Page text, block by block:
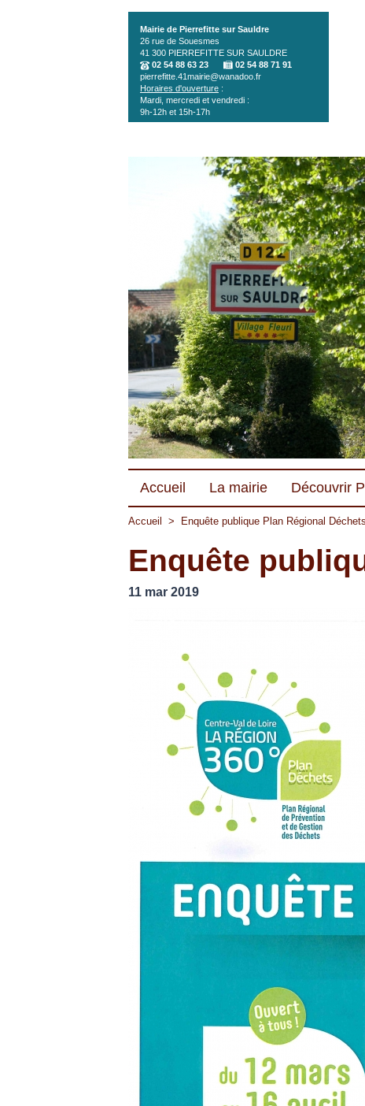
Mairie de Pierrefitte sur Sauldre
26 rue de Souesmes
41 300 PIERREFITTE SUR SAULDRE
02 54 88 63 23
02 54 88 71 91
pierrefitte.41mairie@wanadoo.fr
Horaires d'ouverture :
Mardi, mercredi et vendredi :
9h-12h et 15h-17h
Accueil La mairie Découvrir
Accueil > Enquête publique Plan Régional Déchets
Enquête
11 mar 2019